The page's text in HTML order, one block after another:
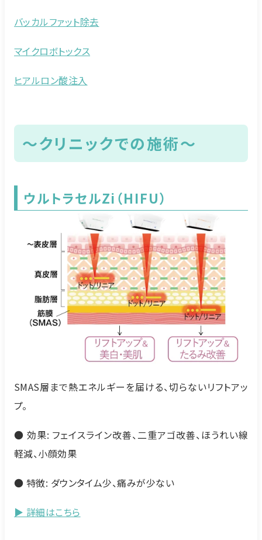
バッカルファット除去
マイクロボトックス
ヒアルロン酸注入
～クリニックでの施術～
ウルトラセルZi（HIFU）
SMAS層まで熱エネルギーを届ける、切らないリフトアッ
プ。
● 効果: フェイスライン改善、二重アゴ改善、ほうれい線
軽減、小顔効果
● 特徴: ダウンタイム少、痛みが少ない
▶ 詳細はこちら